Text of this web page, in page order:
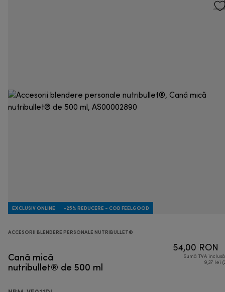
EXCLUSIV ONLINE -25% REDUCERE - COD FEELGOOD
ACCESORII BLENDERE PERSONALE NUTRIBULLET®
Cană mică
nutribullet® de 500 ml
54,00 RON
Sumă TVA
9,37 lei